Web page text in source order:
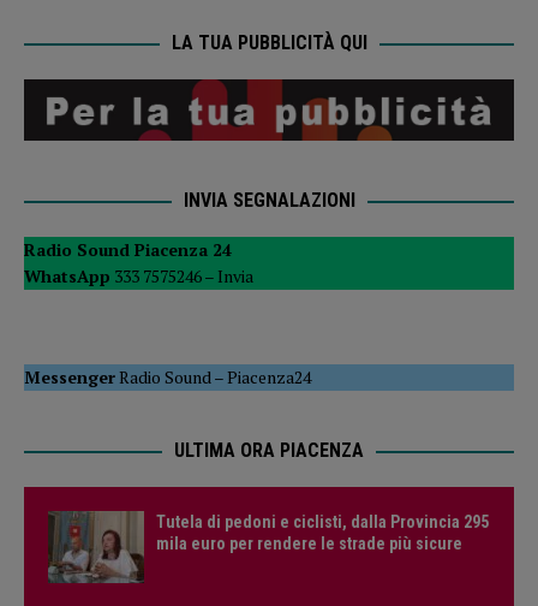
LA TUA PUBBLICITÀ QUI
INVIA SEGNALAZIONI
Radio Sound Piacenza 24
WhatsApp 333 7575246 – Invia
MessengerRadio Sound –Piacenza24
ULTIMA ORA PIACENZA
Tutela di pedoni e ciclisti, dalla Provincia 295
mila euro per rendere le strade più sicure